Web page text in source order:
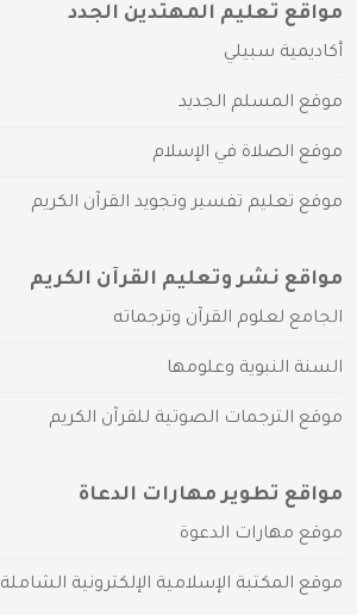
مواقع تعليم المهتدين الجدد
أكاديمية سبيلي
موقع المسلم الجديد
موقع الصلاة في الإسلام
موقع تعليم تفسير وتجويد القرآن الكريم
مواقع نشر وتعليم القرآن الكريم
الجامع لعلوم القرآن وترجماته
السنة النبوية وعلومها
موقع الترجمات الصوتية للقرآن الكريم
مواقع تطوير مهارات الدعاة
موقع مهارات الدعوة
موقع المكتبة الإسلامية الإلكترونية الشاملة